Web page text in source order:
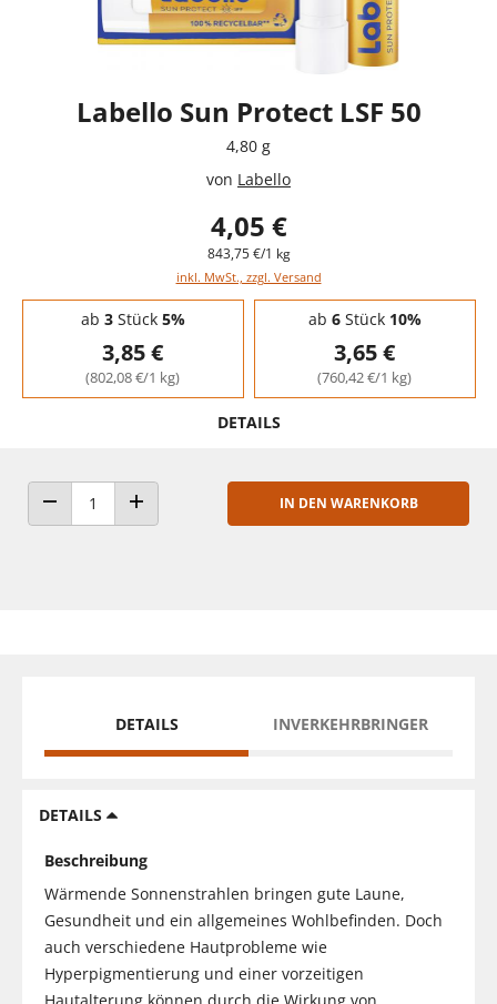
Labello Sun Protect LSF 50
4,80 g
von Labello
4,05 €
843,75 €/1 kg
inkl. MwSt., zzgl. Versand
Staffelpreise - Mengenrabatt
ab 3Stück 5%
3,85 €
(802,08 €/1 kg)
ab 6Stück 10%
3,65 €
(760,42 €/1 kg)
DETAILS
ANZAHL VERRINGERNANZAHL ERHÖHEN
IN DEN WARENKORB
DETAILS INVERKEHRBRINGER
DETAILS
Beschreibung
Wärmende Sonnenstrahlen bringen gute Laune,
Gesundheit und ein allgemeines Wohlbefinden. Doch
auch verschiedene Hautprobleme wie
Hyperpigmentierung und einer vorzeitigen
Hautalterung können durch die Wirkung von